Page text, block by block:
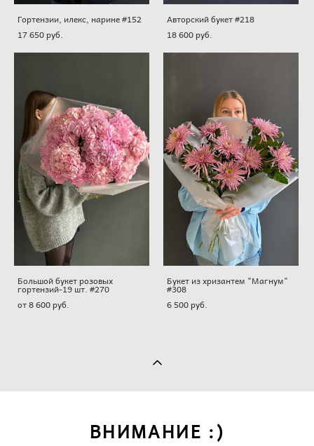
Гортензии, илекс, нарине #152
17 650 pуб.
Авторский букет #218
18 600 pуб.
Большой букет розовых
гортензий-19 шт. #270
от 8 600 pуб.
Букет из хризантем "Магнум"
#308
6 500 pуб.
ВНИМАНИЕ :)